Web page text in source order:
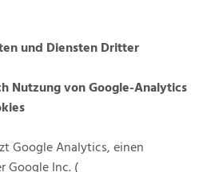
und Diensten Dritter
Nutzung von Google-Analytics
Google Analytics, einen